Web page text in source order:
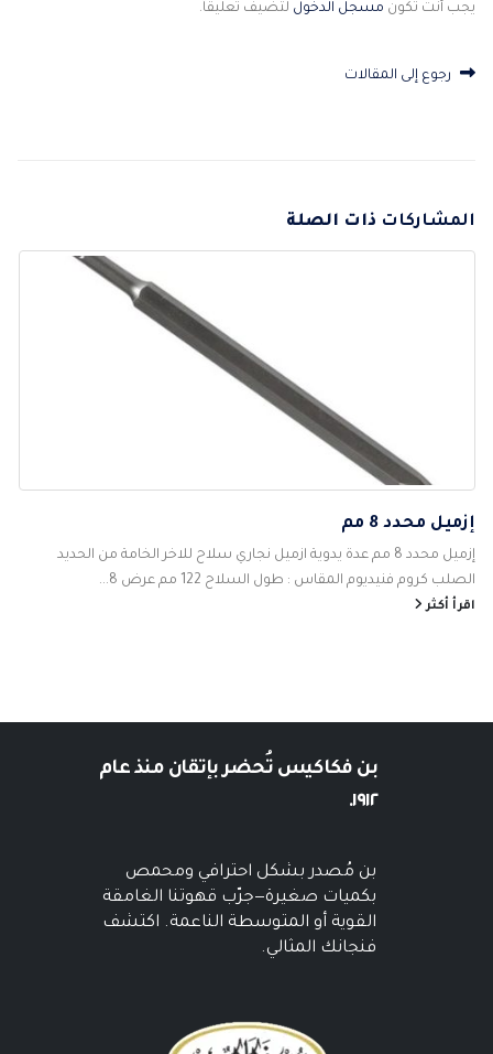
يجب أنت تكون مسجل الدخول لتضيف تعليقاً.
رجوع إلى المقالات
المشاركات ذات الصلة
إزميل محدد 8 مم
إزميل محدد 8 مم عدة يدوية ازميل نجاري سلاح للاخر الخامة من الحديد
الصلب كروم فنيديوم المقاس : طول السلاح 122 مم عرض 8...
اقرأ أكثر
بن فكاكيستُحضر بإتقان منذ عام
١٩١٢.
بن مُصدر بشكل احترافي ومحمص
بكميات صغيرة—جرّب قهوتنا الغامقة
القوية أو المتوسطة الناعمة. اكتشف
فنجانك المثالي.